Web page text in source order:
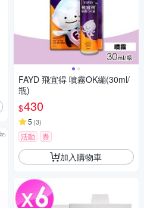
FAYD 飛宜得 噴霧OK繃(30ml/
瓶)
$430
5 (3)
活動 券
加入購物車